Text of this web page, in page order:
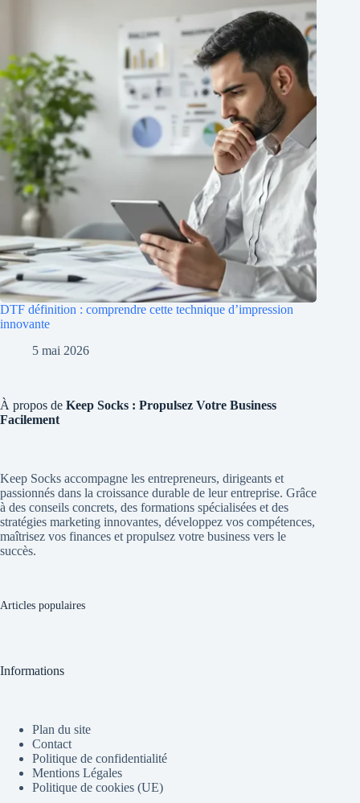
DTF définition : comprendre cette technique d’impression
innovante
5 mai 2026
À propos de Keep Socks : Propulsez Votre Business
Facilement
Keep Socks accompagne les entrepreneurs, dirigeants et
passionnés dans la croissance durable de leur entreprise. Grâce
à des conseils concrets, des formations spécialisées et des
stratégies marketing innovantes, développez vos compétences,
maîtrisez vos finances et propulsez votre business vers le
succès.
Articles populaires
Informations
Plan du site
Contact
Politique de confidentialité
Mentions Légales
Politique de cookies (UE)